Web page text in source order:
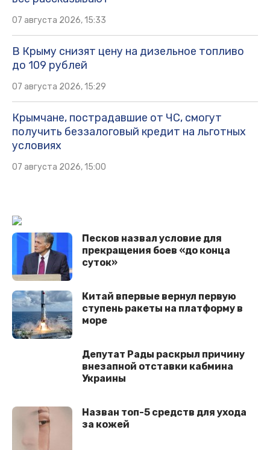
07 августа 2026, 15:33
В Крыму снизят цену на дизельное топливо
до 109 рублей
07 августа 2026, 15:29
Крымчане, пострадавшие от ЧС, смогут
получить беззалоговый кредит на льготных
условиях
07 августа 2026, 15:00
Песков назвал условие для
прекращения боев «до конца
суток»
Китай впервые вернул первую
ступень ракеты на платформу в
море
Депутат Рады раскрыл причину
внезапной отставки кабмина
Украины
Назван топ-5 средств для ухода
за кожей